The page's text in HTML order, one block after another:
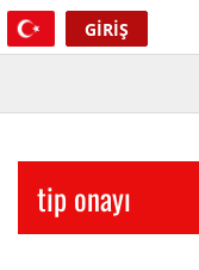
GIRIŞ
tip onayı